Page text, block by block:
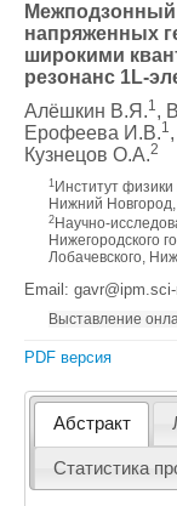
напряженных
широкими
резонанс 1L-
Алёшкин В.Я.1,
Ерофеева И.В.1
Кузнецов О.А.2
1 Институт физики
Нижний
2 Научно-
Нижегородского
Лобачевского,
Email:
Выставление
PDF версия
Абстракт
Статистика